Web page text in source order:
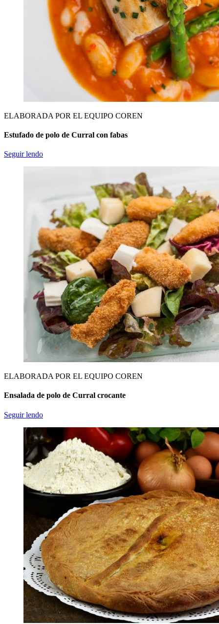
ELABORADA POR EL EQUIPO COREN
Estufado de polo de Curral con fabas
Seguir lendo
ELABORADA POR EL EQUIPO COREN
Ensalada de polo de Curral crocante
Seguir lendo